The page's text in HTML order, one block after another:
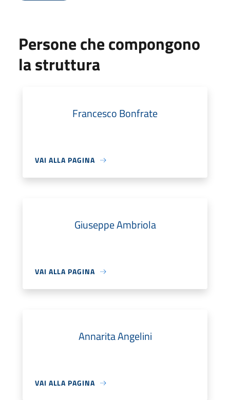
Persone che compongono
la struttura
Francesco Bonfrate
VAI ALLA PAGINA
Giuseppe Ambriola
VAI ALLA PAGINA
Annarita Angelini
VAI ALLA PAGINA